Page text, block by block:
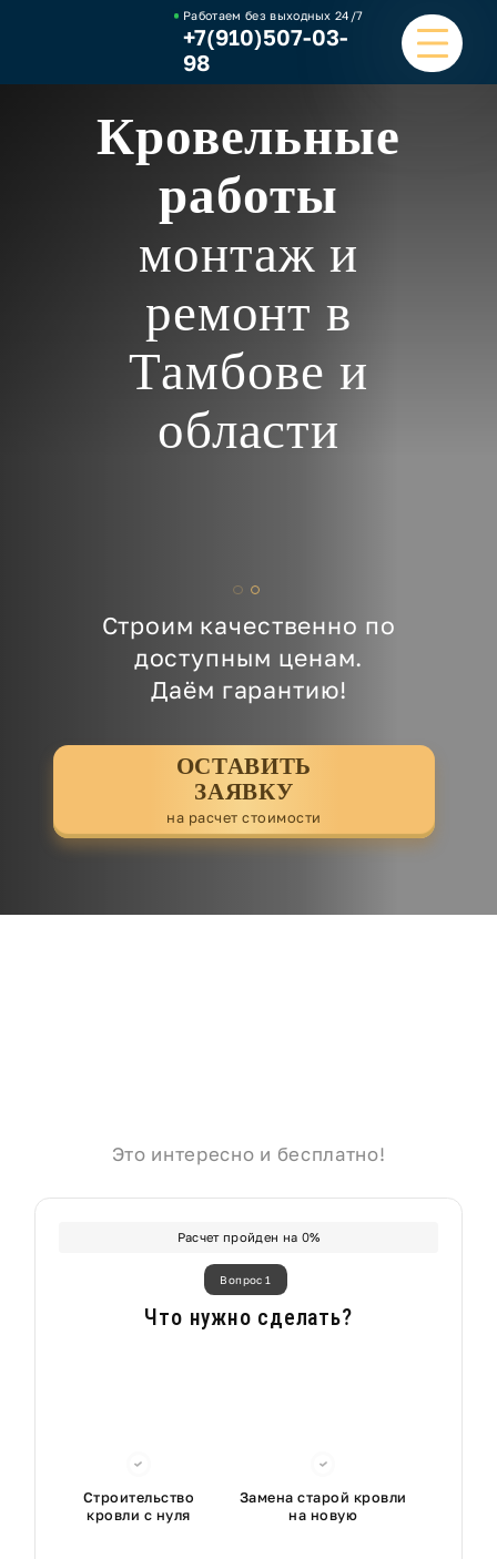
Работаем без выходных24/7
+7(910)507-03-
98
ГЛАВНАЯ
НАШИ РАБОТЫ
О КОМПАНИИ
ОТЗЫВЫ И ВИДЕО
Кровельные
работы
монтаж и
ремонт в
Тамбове и
области
Строим качественно по
доступным ценам.
Даём гарантию!
ОСТАВИТЬ
ЗАЯВКУ
на расчет стоимости
Это интересно и бесплатно!
Расчет пройден на 0%
Вопрос 1
Что нужно сделать?
Строительство
кровли с нуля
Замена старой кровли
на новую